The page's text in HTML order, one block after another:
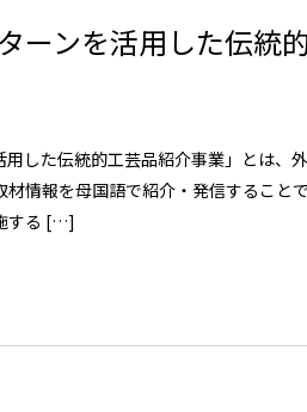
ーンを活用した伝統
用した伝統的工芸品紹介事業」とは
材情報を母国語で紹介・発信すること
する […]